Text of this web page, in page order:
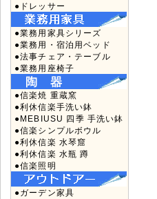
●ドレッサー
●業務用家具シリーズ
●業務用・宿泊用ベッド
●法事チェア・テーブル
●業務用座椅子
●信楽焼 重蔵窯
●利休信楽手洗い鉢
●MEBIUSU 四季 手洗い鉢
●信楽シンプルボウル
●利休信楽 水琴窟
●利休信楽 水瓶 蹲
●信楽照明
●ガーデン家具